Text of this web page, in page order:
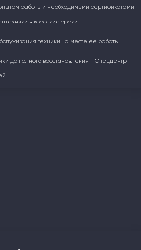
работы и необходимыми сертификатами
в короткие сроки.
техники на месте её работы.
до полного восстановления - Спеццентр